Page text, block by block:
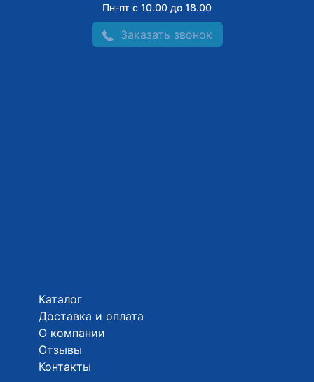
Пн-пт с 10.00 до 18.00
Заказать звонок
Каталог
Доставка и оплата
О компании
Отзывы
Контакты